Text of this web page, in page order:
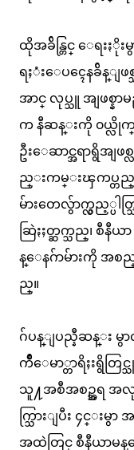
ထိုအခ်ိန္တြင္ ေရးႏို
ရႈံးေပၚေနခ်ိန္ျဖ
အာင္ လုပ္သူ အျဖစ္န
က နီဆန္းကို ၀ယ္လိုက္
ဦးေဆာင္အရာရွိအျဖ
ည္းကမ္းၾကပ္တည္
မ်ားတေလွ်ာက္လွည့္ပါတ္
ဆြဲႏႈတ္ဆက္သည္၊ စီနီ
န္ေနဂ်ာမ်ားကို အစ
ည္။
ဂ်ပန္ျပည္နီဆန္း
က်ိဳေမာ္တာရိႈးရွိတ
သူ႔အစီအစဥ္အရ အလု
က္သြားျပီး ၄င္းမွ
အထဲတြင္ စီနီယာမန္ေ